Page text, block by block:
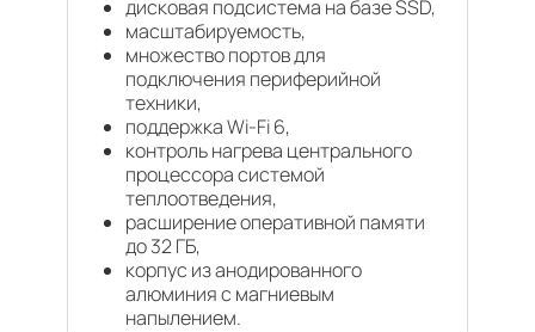
дисковая подсистема на базе SSD,
масштабируемость,
множество портов для
подключения периферийной
техники,
поддержка Wi-Fi 6,
контроль нагрева центрального
процессора системой
теплоотведения,
расширение оперативной памяти
до 32 ГБ,
корпус из анодированного
алюминия с магниевым
напылением.